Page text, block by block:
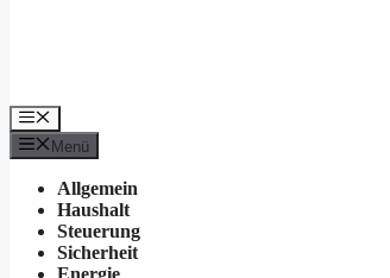
Menü
Menü
Allgemein
Haushalt
Steuerung
Sicherheit
Energie